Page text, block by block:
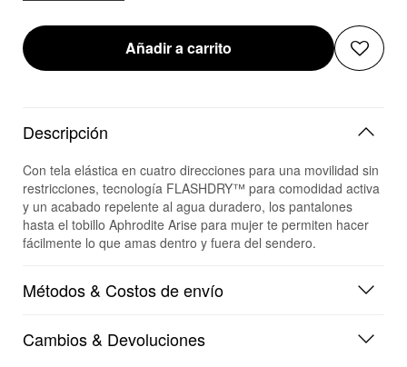
Añadir a carrito
Descripción
Con tela elástica en cuatro direcciones para una movilidad sin
restricciones, tecnología FLASHDRY™ para comodidad activa
y un acabado repelente al agua duradero, los pantalones
hasta el tobillo Aphrodite Arise para mujer te permiten hacer
fácilmente lo que amas dentro y fuera del sendero.
Métodos & Costos de envío
Cambios & Devoluciones